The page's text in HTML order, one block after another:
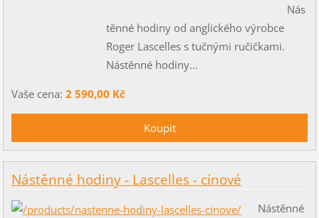
Nás
těnné hodiny od anglického výrobce
Roger Lascelles s tučnými ručičkami.
Nástěnné hodiny...
Vaše cena: 2 590,00 Kč
Nástěnné hodiny - Lascelles - cínové
Nástěnné